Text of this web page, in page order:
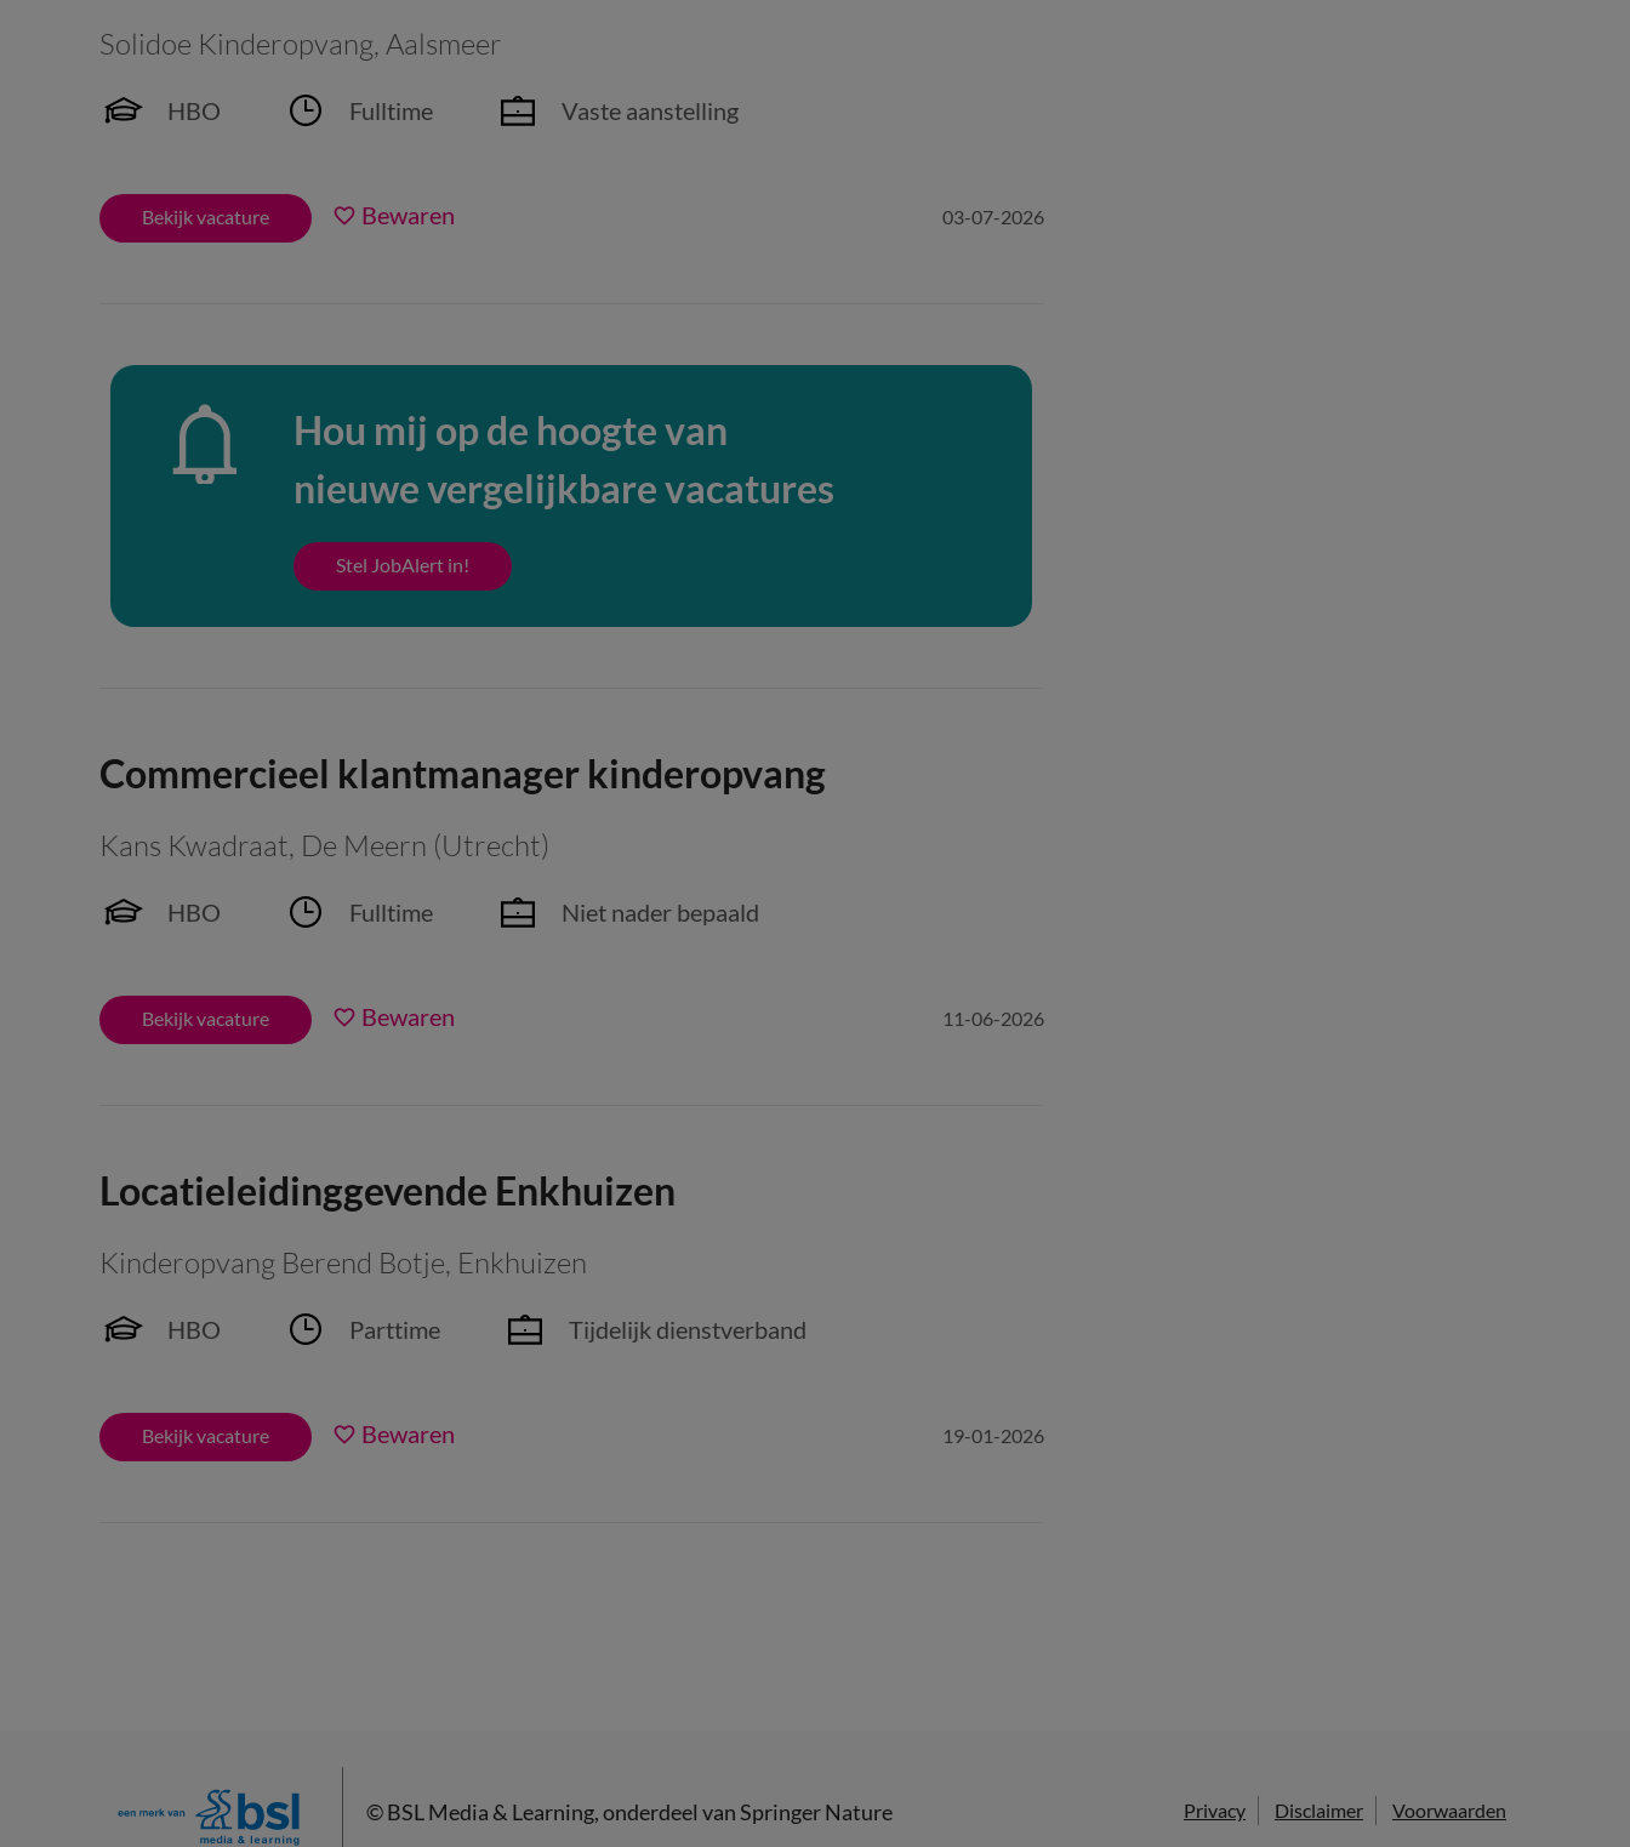
Solidoe Kinderopvang, Aalsmeer
HBO Fulltime Vaste aanstelling
Bekijk vacature Bewaren 03-07-2026
Hou mij op de hoogte van
nieuwe vergelijkbare vacatures
Stel JobAlert in!
Commercieel klantmanager kinderopvang
Kans Kwadraat, De Meern (Utrecht)
HBO Fulltime Niet nader bepaald
Bekijk vacature Bewaren 11-06-2026
Locatieleidinggevende Enkhuizen
Kinderopvang Berend Botje, Enkhuizen
HBO Parttime Tijdelijk dienstverband
Bekijk vacature Bewaren 19-01-2026
Privacy Disclaimer Voorwaarden
©BSL Media & Learning, onderdeel vanSpringer Nature